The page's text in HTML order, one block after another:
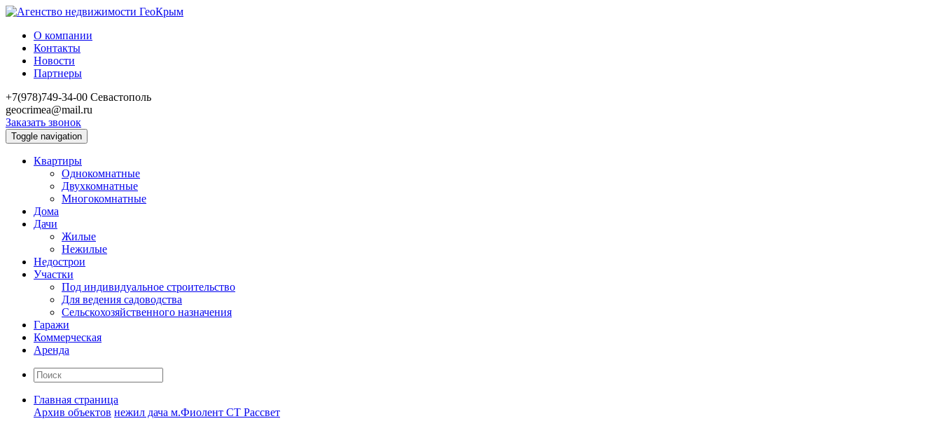
О компании
Контакты
Новости
Партнеры
+7(978)749-34-00 Севастополь
geocrimea@mail.ru
Заказать звонок
Toggle navigation
Квартиры
Однокомнатные
Двухкомнатные
Многокомнатные
Дома
Дачи
Жилые
Нежилые
Недострои
Участки
Под индивидуальное строительство
Для ведения садоводства
Сельскохозяйственного назначения
Гаражи
Коммерческая
Аренда
Главная страница
Архив объектов нежил дача м.Фиолент СТ Рассвет